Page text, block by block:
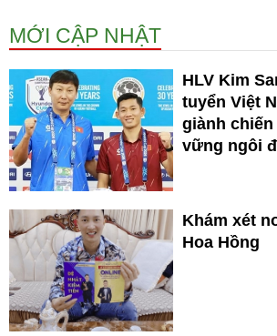
MỚI CẬP NHẬT
HLV Kim
tuyển Việt
giành
vững ngôi
Khám xét
Hoa Hồng